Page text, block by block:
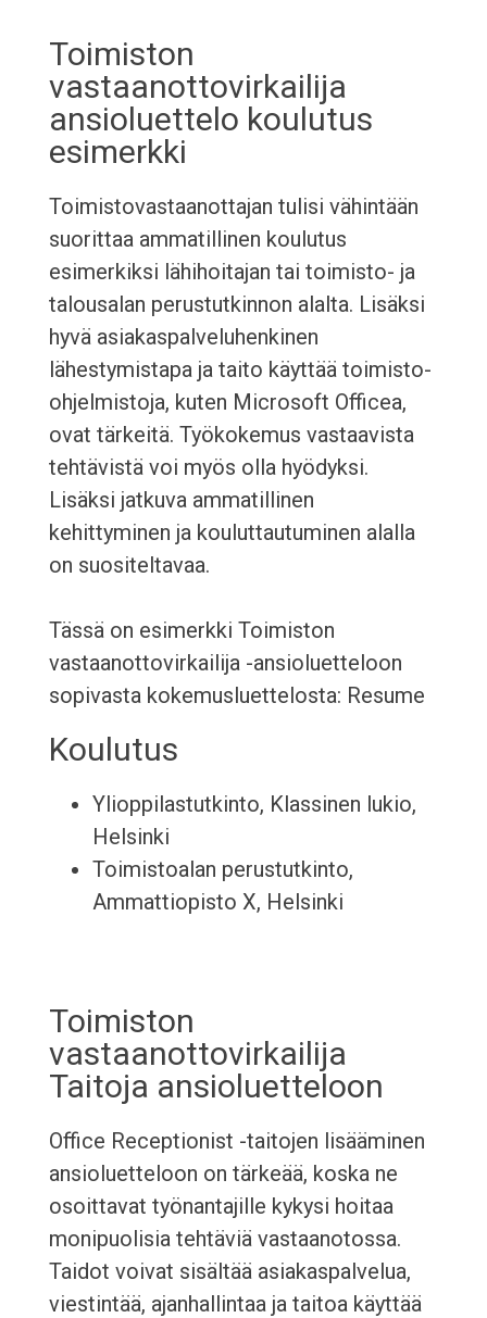
Toimiston
vastaanottovirkailija
ansioluettelo koulutus
esimerkki
Toimistovastaanottajan tulisi vähintään
suorittaa ammatillinen koulutus
esimerkiksi lähihoitajan tai toimisto- ja
talousalan perustutkinnon alalta. Lisäksi
hyvä asiakaspalveluhenkinen
lähestymistapa ja taito käyttää toimisto-
ohjelmistoja, kuten Microsoft Officea,
ovat tärkeitä. Työkokemus vastaavista
tehtävistä voi myös olla hyödyksi.
Lisäksi jatkuva ammatillinen
kehittyminen ja kouluttautuminen alalla
on suositeltavaa.
Tässä on esimerkki Toimiston
vastaanottovirkailija -ansioluetteloon
sopivasta kokemusluettelosta: Resume
Koulutus
Ylioppilastutkinto, Klassinen lukio,
Helsinki
Toimistoalan perustutkinto,
Ammattiopisto X, Helsinki
Toimiston
vastaanottovirkailija
Taitoja ansioluetteloon
Office Receptionist -taitojen lisääminen
ansioluetteloon on tärkeää, koska ne
osoittavat työnantajille kykysi hoitaa
monipuolisia tehtäviä vastaanotossa.
Taidot voivat sisältää asiakaspalvelua,
viestintää, ajanhallintaa ja taitoa käyttää